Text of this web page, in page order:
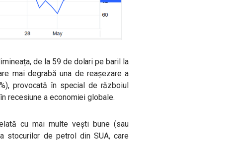
de la 59 de dolari pe baril la
mai degrabă una de reașezare a
provocată în special de războiul
recesiune a economiei globale.
cu mai multe vești bune (sau
stocurilor de petrol din SUA, care